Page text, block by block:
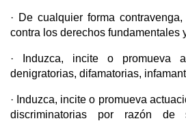
· De cualquier forma
contra los derechos fundamentales
· Induzca, incite o promueva
denigratorias, difamatorias,
· Induzca, incite o promueva
discriminatorias por razón de